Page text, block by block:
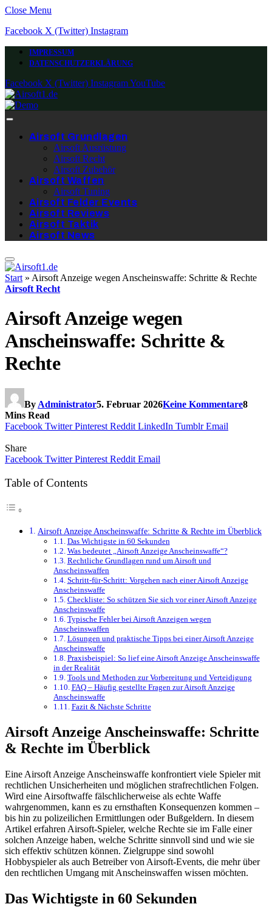
Close Menu
Facebook X (Twitter) Instagram
IMPRESSUM
DATENSCHUTZERKLÄRUNG
Facebook X (Twitter) InstagramYouTube
Airsoft Grundlagen
Airsoft Ausrüstung
Airsoft Recht
Airsoft Zubehör
Airsoft Waffen
Airsoft Tuning
Airsoft Felder Events
Airsoft Reviews
Airsoft Taktik
Airsoft News
Start » Airsoft Anzeige wegen Anscheinswaffe: Schritte & Rechte
Airsoft Recht
Airsoft Anzeige wegen
Anscheinswaffe: Schritte &
Rechte
By Administrator5. Februar 2026Keine Kommentare8
Mins Read
Facebook Twitter Pinterest Reddit LinkedIn Tumblr Email
Share
Facebook Twitter Pinterest Reddit Email
Table of Contents
Airsoft Anzeige Anscheinswaffe: Schritte & Rechte im Überblick
Das Wichtigste in 60 Sekunden
Was bedeutet „Airsoft Anzeige Anscheinswaffe“?
Rechtliche Grundlagen rund um Airsoft und
Anscheinswaffen
Schritt-für-Schritt: Vorgehen nach einer Airsoft Anzeige
Anscheinswaffe
Checkliste: So schützen Sie sich vor einer Airsoft Anzeige
Anscheinswaffe
Typische Fehler bei Airsoft Anzeigen wegen
Anscheinswaffen
Lösungen und praktische Tipps bei einer Airsoft Anzeige
Anscheinswaffe
Praxisbeispiel: So lief eine Airsoft Anzeige Anscheinswaffe
in der Realität
Tools und Methoden zur Vorbereitung und Verteidigung
FAQ – Häufig gestellte Fragen zur Airsoft Anzeige
Anscheinswaffe
Fazit & Nächste Schritte
Airsoft Anzeige Anscheinswaffe: Schritte
& Rechte im Überblick
Eine Airsoft Anzeige Anscheinswaffe konfrontiert viele Spieler mit
rechtlichen Unsicherheiten und möglichen strafrechtlichen Folgen.
Wird eine Airsoftwaffe fälschlicherweise als echte Waffe
wahrgenommen, kann es zu ernsthaften Konsequenzen kommen –
bis hin zu polizeilichen Ermittlungen oder Bußgeldern. In diesem
Artikel erfahren Airsoft-Spieler, welche Rechte sie im Falle einer
solchen Anzeige haben, welche Schritte sinnvoll sind und wie sie
sich effektiv schützen können. Zielgruppe sind sowohl
Hobbyspieler als auch Betreiber von Airsoft-Events, die mehr über
den rechtlichen Umgang mit Anscheinswaffen wissen möchten.
Das Wichtigste in 60 Sekunden